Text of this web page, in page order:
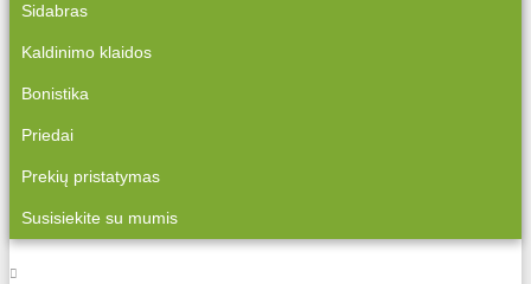
Sidabras
Kaldinimo klaidos
Bonistika
Priedai
Prekių pristatymas
Susisiekite su mumis